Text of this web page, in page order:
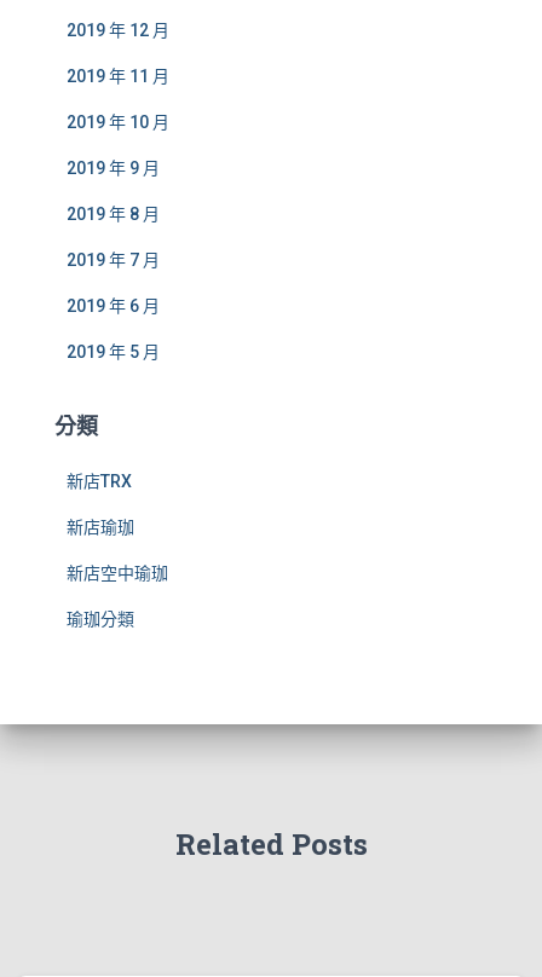
2019 年 12 月
2019 年 11 月
2019 年 10 月
2019 年 9 月
2019 年 8 月
2019 年 7 月
2019 年 6 月
2019 年 5 月
分類
新店TRX
新店瑜珈
新店空中瑜珈
瑜珈分類
Related Posts